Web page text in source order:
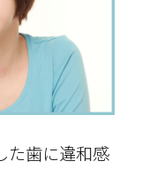
た歯に違和感